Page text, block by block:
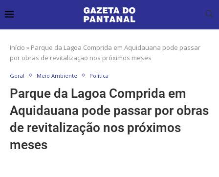
Início » Parque da Lagoa Comprida em Aquidauana pode passar
por obras de revitalização nos próximos meses
Geral Meio Ambiente Política
Parque da Lagoa Comprida em
Aquidauana pode passar por obras
de revitalização nos próximos
meses